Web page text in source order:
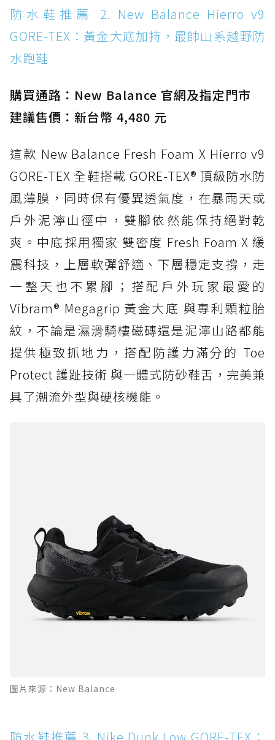
防水鞋推薦 14. SKECHERS BADGER
WATERPROOF：一踩即穿懶人神器！搭載固特
異大底與全防水厚底健走鞋
防水鞋推薦 15. Brooks Cascadia 19 GTX：注
防水鞋推薦 2. New Balance Hierro v9
GORE-TEX：黃金大底加持，最帥山系越野防
水跑鞋
購買通路：New Balance 官網及指定門市
建議售價：新台幣 4,480 元
這款 New Balance Fresh Foam X Hierro v9
GORE-TEX 全鞋搭載 GORE-TEX® 頂級防水防
風薄膜，同時保有優異透氣度，在暴雨天或
戶外泥濘山徑中，雙腳依然能保持絕對乾
爽。中底採用獨家 雙密度 Fresh Foam X 緩
震科技，上層軟彈舒適、下層穩定支撐，走
一整天也不累腳；搭配戶外玩家最愛的
Vibram® Megagrip 黃金大底 與專利顆粒胎
紋，不論是濕滑騎樓磁磚還是泥濘山路都能
提供極致抓地力，搭配防護力滿分的 Toe
Protect 護趾技術 與一體式防砂鞋舌，完美兼
具了潮流外型與硬核機能。
圖片來源：New Balance